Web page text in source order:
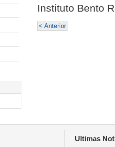
Instituto Bento
< Anterior
Ultimas